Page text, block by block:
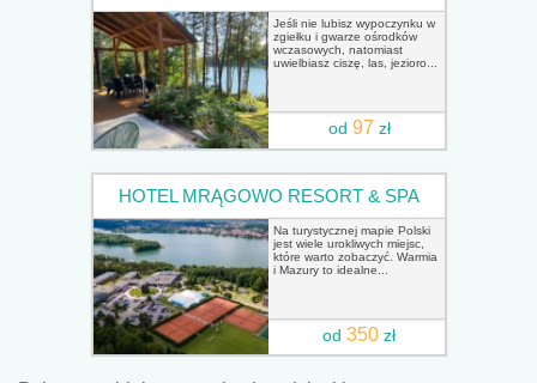
Jeśli nie lubisz wypoczynku w
zgiełku i gwarze ośrodków
wczasowych, natomiast
uwielbiasz ciszę, las, jezioro...
od 97 zł
HOTEL MRĄGOWO RESORT & SPA
Na turystycznej mapie Polski
jest wiele urokliwych miejsc,
które warto zobaczyć. Warmia
i Mazury to idealne...
od350 zł